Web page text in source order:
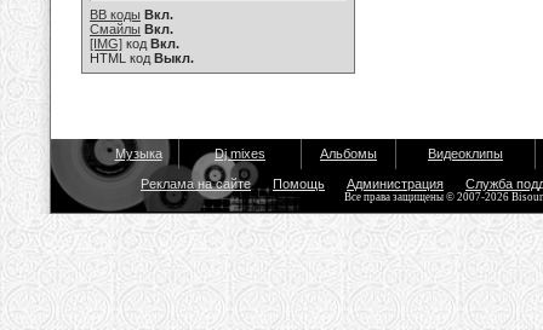
BB коды Вкл.
Смайлы Вкл.
[IMG] код Вкл.
HTML код Выкл.
Музыка Dj mixes Альбомы Видеоклипы
Реклама на сайте Помощь Администрация Служба
Все права защищены © 2007-2026